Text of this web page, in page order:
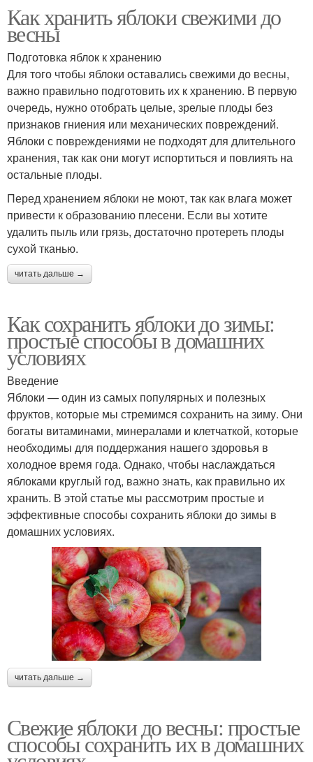
Как хранить яблоки свежими до
весны
Подготовка яблок к хранению
Для того чтобы яблоки оставались свежими до весны,
важно правильно подготовить их к хранению. В первую
очередь, нужно отобрать целые, зрелые плоды без
признаков гниения или механических повреждений.
Яблоки с повреждениями не подходят для длительного
хранения, так как они могут испортиться и повлиять на
остальные плоды.
Перед хранением яблоки не моют, так как влага может
привести к образованию плесени. Если вы хотите
удалить пыль или грязь, достаточно протереть плоды
сухой тканью.
читать дальше →
Как сохранить яблоки до зимы:
простые способы в домашних
условиях
Введение
Яблоки — один из самых популярных и полезных
фруктов, которые мы стремимся сохранить на зиму. Они
богаты витаминами, минералами и клетчаткой, которые
необходимы для поддержания нашего здоровья в
холодное время года. Однако, чтобы наслаждаться
яблоками круглый год, важно знать, как правильно их
хранить. В этой статье мы рассмотрим простые и
эффективные способы сохранить яблоки до зимы в
домашних условиях.
читать дальше →
Свежие яблоки до весны: простые
способы сохранить их в домашних